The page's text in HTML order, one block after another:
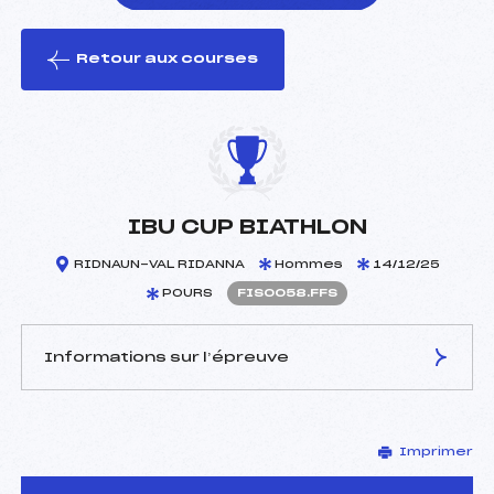
le ski
Retour aux courses
IBU CUP BIATHLON
RIDNAUN-VAL RIDANNA Hommes 14/12/25
POURS FIS0058.FFS
Informations sur l’épreuve
–
D.T Adjoint :
–
Imprimer